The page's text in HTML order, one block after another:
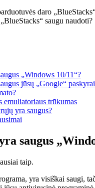
daro
saugu naudoti?
„Windows 10/11“?
jūsų „Google“
emuliatoriaus trūkumas
yra saugus?
saugus
taip.
yra visiškai saugi,